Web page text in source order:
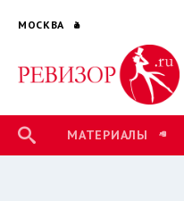
МОСКВА
МАТЕРИАЛЫ